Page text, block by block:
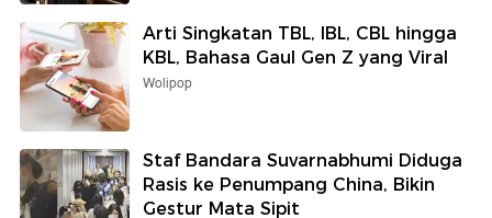
Arti Singkatan TBL, IBL, CBL hingga
KBL, Bahasa Gaul Gen Z yang Viral
Wolipop
Staf Bandara Suvarnabhumi Diduga
Rasis ke Penumpang China, Bikin
Gestur Mata Sipit